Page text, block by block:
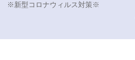
※新型コロナウィルス対策※